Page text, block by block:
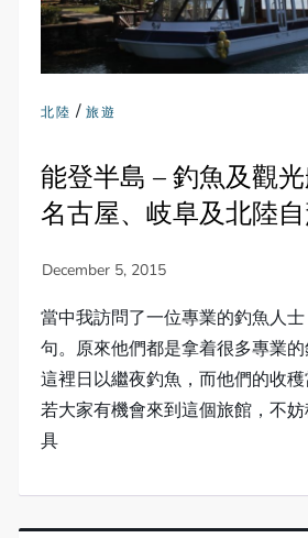
北陸 /旅遊
能登半島 – 釣魚及觀
名古屋、岐阜及北陸
當中我訪問了一位專業的釣魚人
句。原來他們都是拿着很多專業
這裡日以繼夜釣魚，而他們的收
若大家有機會來到這個旅館，不
具